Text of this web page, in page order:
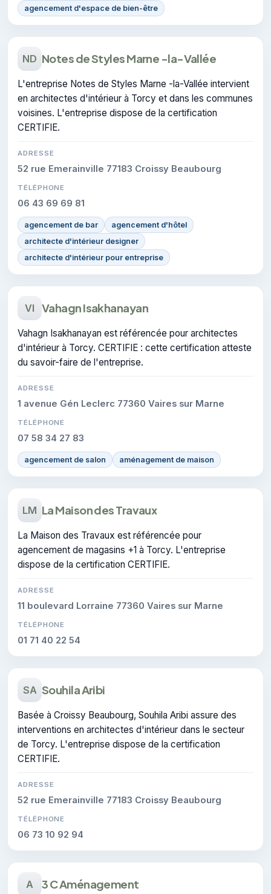
agencement d'espace de bien-être
ND Notes de Styles Marne -la-Vallée
L'entreprise Notes de Styles Marne -la-Vallée intervient
en architectes d'intérieur à Torcy et dans les communes
voisines. L'entreprise dispose de la certification
CERTIFIE.
ADRESSE
52 rue Emerainville 77183 Croissy Beaubourg
TÉLÉPHONE
06 43 69 69 81
agencement de bar
agencement d'hôtel
architecte d'intérieur designer
architecte d'intérieur pour entreprise
VI Vahagn Isakhanayan
Vahagn Isakhanayan est référencée pour architectes
d'intérieur à Torcy. CERTIFIE : cette certification atteste
du savoir-faire de l'entreprise.
ADRESSE
1 avenue Gén Leclerc 77360 Vaires sur Marne
TÉLÉPHONE
07 58 34 27 83
agencement de salon aménagement de maison
LM La Maison des Travaux
La Maison des Travaux est référencée pour
agencement de magasins +1 à Torcy. L'entreprise
dispose de la certification CERTIFIE.
ADRESSE
11 boulevard Lorraine 77360 Vaires sur Marne
TÉLÉPHONE
01 71 40 22 54
SA Souhila Aribi
Basée à Croissy Beaubourg, Souhila Aribi assure des
interventions en architectes d'intérieur dans le secteur
de Torcy. L'entreprise dispose de la certification
CERTIFIE.
ADRESSE
52 rue Emerainville 77183 Croissy Beaubourg
TÉLÉPHONE
06 73 10 92 94
A 3 C Aménagement